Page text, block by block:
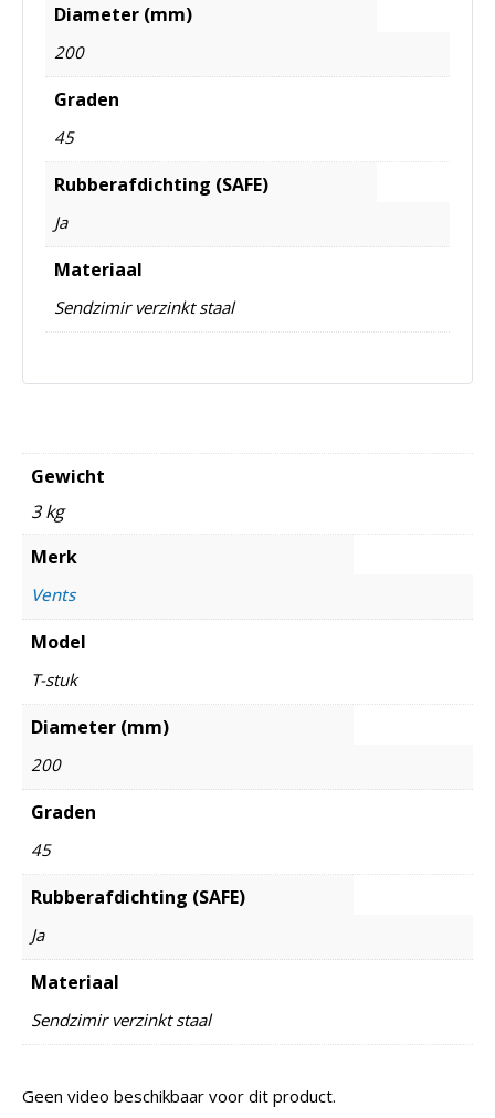
Diameter (mm)
200
Graden
45
Rubberafdichting (SAFE)
Ja
Materiaal
Sendzimir verzinkt staal
Gewicht
3 kg
Merk
Vents
Model
T-stuk
Diameter (mm)
200
Graden
45
Rubberafdichting (SAFE)
Ja
Materiaal
Sendzimir verzinkt staal
Geen video beschikbaar voor dit product.